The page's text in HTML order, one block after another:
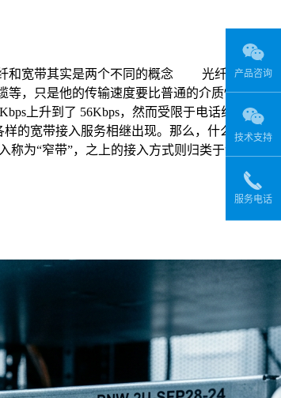
和宽带其实是两个不同的概念 光纤是以光
等，只是他的传输速度要比普通的介质快得多，
上升到了 56Kbps，然而受限于电话线路的品
的宽带接入服务相继出现。那么，什么是宽
为“窄带”，之上的接入方式则归类于“宽带”。
产品咨询
技术支持
服务电话